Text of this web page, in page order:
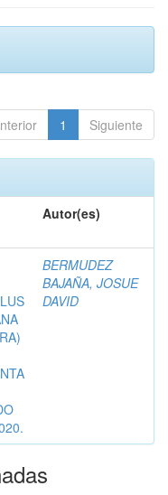
1 Siguiente
Autor(es)
BERMUDEZ
BAJAÑA, JOSUE
DAVID